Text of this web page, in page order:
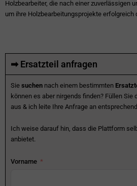
Holzbearbeiter, die nach einer zuverlässigen
um ihre Holzbearbeitungsprojekte erfolgreich
➡ Ersatzteil anfragen
Sie suchen nach einem bestimmten
können es aber nirgends finden? Füllen Sie
aus & ich leite Ihre Anfrage an
Ich weise darauf hin, dass die Plattform
anbietet.
Vorname